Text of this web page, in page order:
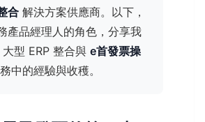
合 解決方案供應商。以下，
產品經理人的角色，分享我
型 ERP 整合與 e首發票操
中的經驗與收穫。